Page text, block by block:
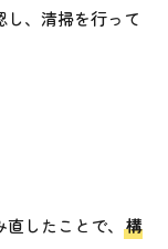
、清掃を行って
したことで、 構